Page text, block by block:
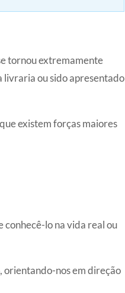
tornou extremamente
livraria ou sido apresentado
existem forças maiores
conhecê-lo na vida real ou
orientando-nos em direção